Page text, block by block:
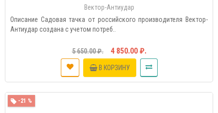
Вектор-Антиудар
Описание Садовая тачка от российского производителя Вектор-
Антиудар создана с учетом потреб..
5 650.00 ₽. 4 850.00 ₽.
В КОРЗИНУ
-21 %